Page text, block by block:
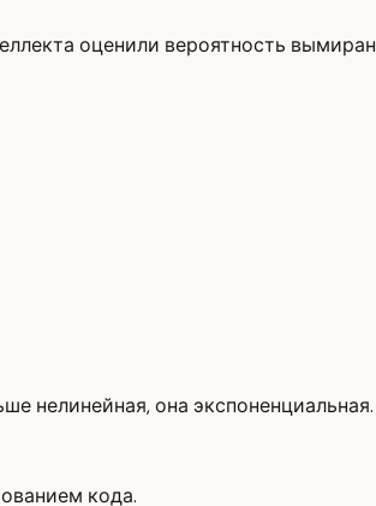
оценили вероятность
нелинейная, она экспоненциальная.
кода.